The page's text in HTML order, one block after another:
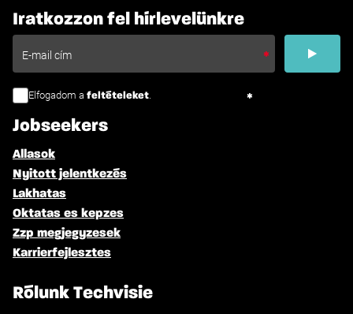
Iratkozzon fel hírlevelünkre
Elfogadom a feltételeket.
Jobseekers
Allasok
Nyitott jelentkezés
Lakhatas
Oktatas es kepzes
Zzp megjegyzesek
Karrierfejlesztes
Rólunk Techvisie